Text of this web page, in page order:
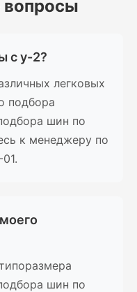
вопросы
с у-2?
легковых
подбора
шин по
к менеджеру по
шин по